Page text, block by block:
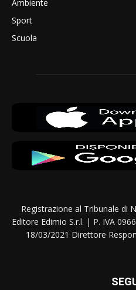
Ambiente
Sport
Scuola
Registrazione al Tribunale di
Editore Edimio S.r.l. | P. IVA
18/03/2021 Direttore